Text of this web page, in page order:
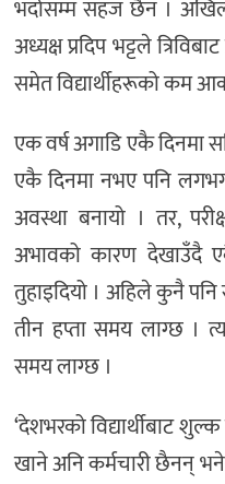
भर्दासम्म सहज छैन । अखिल
अध्यक्ष प्रदिप भट्टले
समेत विद्यार्थीहरूको कम
एक वर्ष अगाडि एकै दिनमा
एकै दिनमा नभए पनि लगभग
अवस्था बनायो । तर,
अभावको कारण देखाउँदै एकै
तुहाइदियो । अहिले कुनै पनि
तीन हप्ता समय लाग्छ ।
समय लाग्छ ।
‘देशभरको विद्यार्थीबाट
खाने अनि कर्मचारी छैनन्